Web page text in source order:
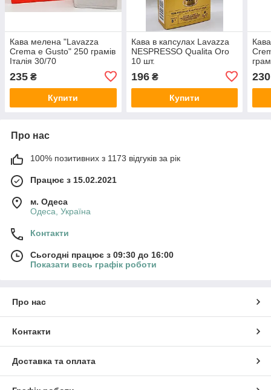
Кава мелена "Lavazza
Crema e Gusto" 250 грамів
Італія 30/70
235 ₴
Купити
Кава в капсулах Lavazza
NESPRESSO Qualita Oro
10 шт.
196₴
Купити
230
Про нас
100% позитивних з 1173 відгуків за рік
Працює з 15.02.2021
м. Одеса
Одеса, Україна
Контакти
Сьогодні працює з 09:30 до 16:00
Показати весь графік роботи
Про нас
Контакти
Доставка та оплата